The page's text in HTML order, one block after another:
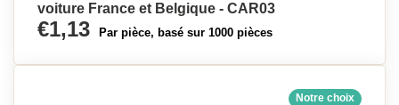
voiture France et Belgique - CAR03
€1,13 Par pièce, basé sur 1000 pièces
Notre choix